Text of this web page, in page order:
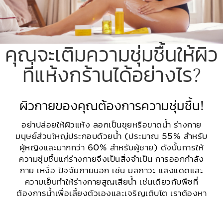
คุณจะเติมความชุ่มชื้นให้ผิว
ที่แห้งกร้านได้อย่างไร?
ผิวกายของคุณต้องการความชุ่มชื้น!
อย่าปล่อยให้ผิวแห้ง ลอกเป็นขุยหรือขาดน้ำ ร่างกาย
มนุษย์ส่วนใหญ่ประกอบด้วยน้ำ (ประมาณ 55% สำหรับ
ผู้หญิงและมากกว่า 60% สำหรับผู้ชาย) ดังนั้นการให้
ความชุ่มชื้นแก่ร่างกายจึงเป็นสิ่งจำเป็น การออกกำลัง
กาย เหงื่อ ปัจจัยภายนอก เช่น มลภาวะ แสงแดดและ
ความเย็นทำให้ร่างกายสูญเสียน้ำ เช่นเดียวกับพืชที่
ต้องการน้ำเพื่อเลี้ยงตัวเองและเจริญเติบโต เราต้องหา